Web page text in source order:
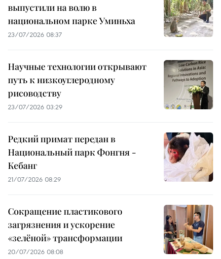
выпустили на волю в
национальном парке Уминьха
23/07/2026 08:37
Научные технологии открывают
путь к низкоуглеродному
рисоводству
23/07/2026 03:29
Редкий примат передан в
Национальный парк Фонгня -
Кебанг
21/07/2026 08:29
Сокращение пластикового
загрязнения и ускорение
«зелёной» трансформации
20/07/2026 08:08